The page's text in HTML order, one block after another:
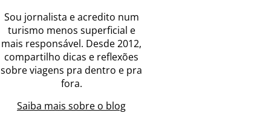
Sou jornalista e acredito num
turismo menos superficial e
mais responsável. Desde 2012,
compartilho dicas e reflexões
sobre viagens pra dentro e pra
fora.
Saiba mais sobre o blog